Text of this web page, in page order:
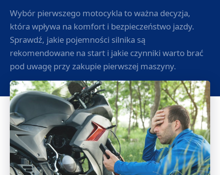
Wybór pierwszego motocykla to ważna decyzja,
która wpływa na komfort i bezpieczeństwo jazdy.
Sprawdź, jakie pojemności silnika są
rekomendowane na start i jakie czynniki warto brać
pod uwagę przy zakupie pierwszej maszyny.